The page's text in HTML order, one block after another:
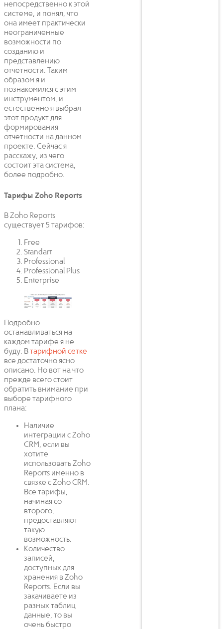
непосредственно к этой
системе, и понял, что
она имеет практически
неограниченные
возможности по
созданию и
представлению
отчетности. Таким
образом я и
познакомился с этим
инструментом, и
естественно я выбрал
этот продукт для
формирования
отчетности на данном
проекте. Сейчас я
расскажу, из чего
состоит эта система,
более подробно.
Тарифы Zoho Reports
В Zoho Reports
существует 5 тарифов:
Free
Standart
Professional
Professional Plus
Enterprise
Подробно
останавливаться на
каждом тарифе я не
буду. Втарифной сетке
все достаточно ясно
описано. Но вот на что
прежде всего стоит
обратить внимание при
выборе тарифного
плана:
Наличие
интеграции с Zoho
CRM, если вы
хотите
использовать Zoho
Reports именно в
связке с Zoho CRM.
Все тарифы,
начиная со
второго,
предоставляют
такую
возможность.
Количество
записей,
доступных для
хранения в Zoho
Reports. Если вы
закачиваете из
разных таблиц
данные, то вы
очень быстро